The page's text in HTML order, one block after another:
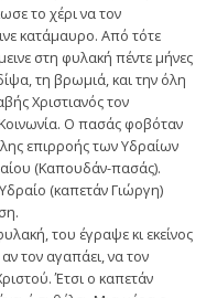
το χέρι να τον
κατάμαυρο. Από τότε
στη φυλακή πέντε μήνες
τη βρωμιά, και την όλη
Χριστιανός τον
Ο πασάς φοβόταν
επιρροής των Υδραίων
(Καπουδάν-πασάς).
(καπετάν Γιώργη)
του έγραψε κι εκείνος
τον αγαπάει, να τον
Έτσι ο καπετάν